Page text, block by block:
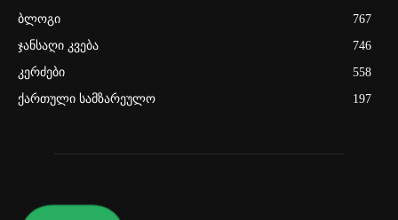
ბლოგი
767
ჯანსაღი კვება
746
კერძები
558
ქართული სამზარეულო
197